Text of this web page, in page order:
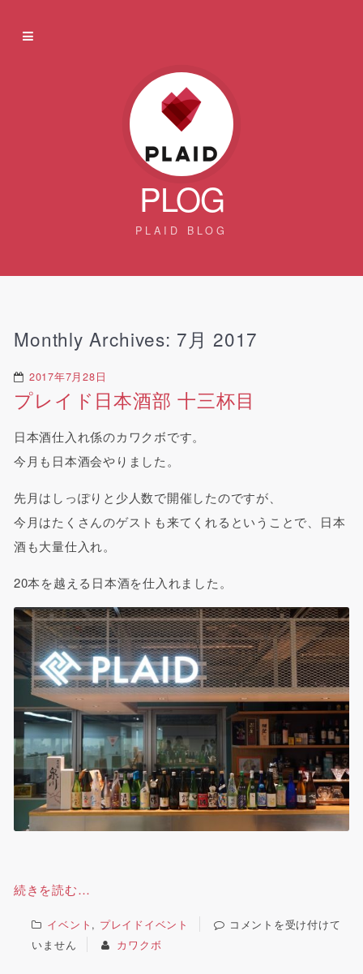
PLOG
PLAID BLOG
Monthly Archives: 7月 2017
2017年7月28日
プレイド日本酒部 十三杯目
日本酒仕入れ係のカワクボです。
今月も日本酒会やりました。
先月はしっぽりと少人数で開催したのですが、
今月はたくさんのゲストも来てくれるということで、日本
酒も大量仕入れ。
20本を越える日本酒を仕入れました。
続きを読む…
イベント , プレイドイベント
コメントを受け付けて
いません
カワクボ